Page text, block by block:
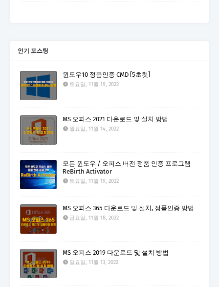
인기 포스팅
윈도우10 정품인증 CMD [5초컷]
토요일, 11월 19, 2022
MS 오피스 2021 다운로드 및 설치 방법
월요일, 11월 14, 2022
모든 윈도우 / 오피스 버전 정품 인증 프로그램
ReBirth Activator
토요일, 11월 19, 2022
MS 오피스 365 다운로드 및 설치, 정품인증 방법
금요일, 11월 18, 2022
MS 오피스 2019 다운로드 및 설치 방법
일요일, 11월 13, 2022